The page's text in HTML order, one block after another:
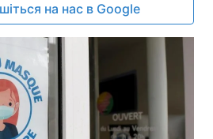
на нас в Google